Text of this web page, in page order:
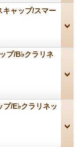
ャップ/スマー
プ/B♭クラリネ
/E♭クラリネッ